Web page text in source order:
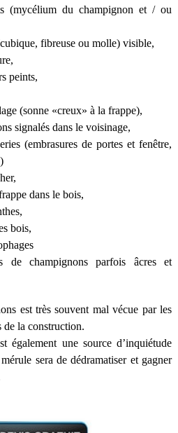
(mycélium du champignon et / ou
fibreuse ou molle) visible,
peints,
(sonne «creux» à la frappe),
signalés dans le voisinage,
(embrasures de portes et fenêtre,
dans le bois,
bois,
de champignons parfois âcres et
est très souvent mal vécue par les
de la construction.
également une source d’inquiétude
sera de dédramatiser et gagner